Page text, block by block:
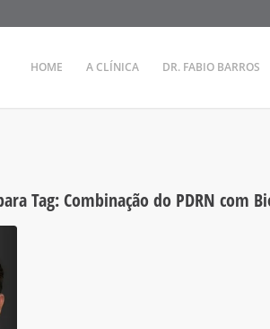
HOME A CLÍNICA DR. FABIO BARROS
Tag:Combinação do PDRN com